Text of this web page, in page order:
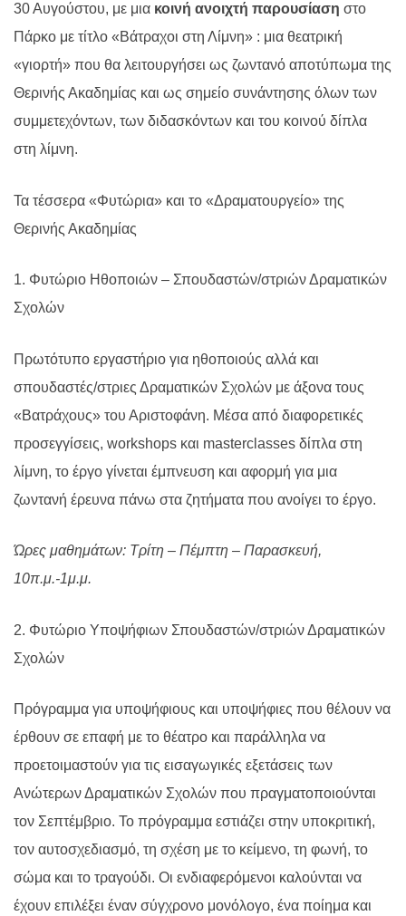
30 Αυγούστου, με μια κοινή ανοιχτή παρουσίαση στο
Πάρκο με τίτλο «Βάτραχοι στη Λίμνη» : μια θεατρική
«γιορτή» που θα λειτουργήσει ως ζωντανό αποτύπωμα της
Θερινής Ακαδημίας και ως σημείο συνάντησης όλων των
συμμετεχόντων, των διδασκόντων και του κοινού δίπλα
στη λίμνη.
Τα τέσσερα «Φυτώρια» και το «Δραματουργείο» της
Θερινής Ακαδημίας
1. Φυτώριο Ηθοποιών – Σπουδαστών/στριών Δραματικών
Σχολών
Πρωτότυπο εργαστήριο για ηθοποιούς αλλά και
σπουδαστές/στριες Δραματικών Σχολών με άξονα τους
«Βατράχους» του Αριστοφάνη. Μέσα από διαφορετικές
προσεγγίσεις, workshops και masterclasses δίπλα στη
λίμνη, το έργο γίνεται έμπνευση και αφορμή για μια
ζωντανή έρευνα πάνω στα ζητήματα που ανοίγει το έργο.
Ώρες μαθημάτων: Τρίτη – Πέμπτη – Παρασκευή,
10π.μ.-1μ.μ.
2. Φυτώριο Υποψήφιων Σπουδαστών/στριών Δραματικών
Σχολών
Πρόγραμμα για υποψήφιους και υποψήφιες που θέλουν να
έρθουν σε επαφή με το θέατρο και παράλληλα να
προετοιμαστούν για τις εισαγωγικές εξετάσεις των
Ανώτερων Δραματικών Σχολών που πραγματοποιούνται
τον Σεπτέμβριο. Το πρόγραμμα εστιάζει στην υποκριτική,
τον αυτοσχεδιασμό, τη σχέση με το κείμενο, τη φωνή, το
σώμα και το τραγούδι. Οι ενδιαφερόμενοι καλούνται να
έχουν επιλέξει έναν σύγχρονο μονόλογο, ένα ποίημα και